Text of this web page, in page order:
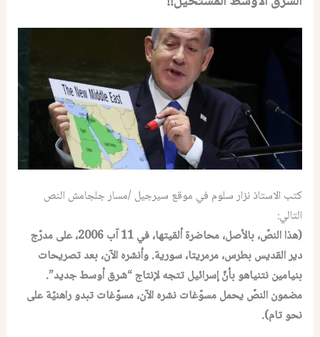
كتب الاستاذ نزار سلوم في موقع سيرجيل /مسار جلجامش النص
التالي:
(هذا النصّ، بالأصل، محاضرة ألقيتها، في 11 آب 2006، على مدرّج
دير القديس بطرس، مرمريتا، سورية. وأنشره الآن، بعد تصريحات
بنيامين نتنياهو بأنَّ إسرائيل تتجه لإنتاج “شرق أوسط جديد”.
مضمون النصّ يحمل مسوّغات نشره الآن، مسوّغات تبدو راهنيّة على
نحو تام).